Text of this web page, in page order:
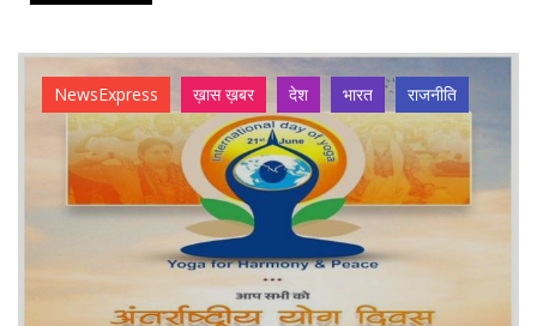
NewsExpress ख़ास ख़बर देश भारत राजनीति